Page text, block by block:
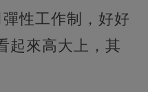
性工作制，好好
起來高大上，其